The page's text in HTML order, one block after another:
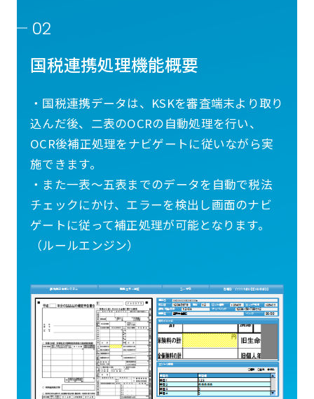
国税連携処理機能概要
02
・国税連携データは、KSKを審査端末より取り
込んだ後、二表のOCRの自動処理を行い、
OCR後補正処理をナビゲートに従いながら実
施できます。
・また一表～五表までのデータを自動で税法
チェックにかけ、エラーを検出し画面のナビ
ゲートに従って補正処理が可能となります。
（ルールエンジン）